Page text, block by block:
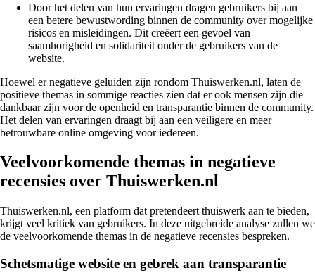
Door het delen van hun ervaringen dragen gebruikers bij aan
een betere bewustwording binnen de community over mogelijke
risicos en misleidingen. Dit creëert een gevoel van
saamhorigheid en solidariteit onder de gebruikers van de
website.
Hoewel er negatieve geluiden zijn rondom Thuiswerken.nl, laten de
positieve themas in sommige reacties zien dat er ook mensen zijn die
dankbaar zijn voor de openheid en transparantie binnen de community.
Het delen van ervaringen draagt bij aan een veiligere en meer
betrouwbare online omgeving voor iedereen.
Veelvoorkomende themas in negatieve
recensies over Thuiswerken.nl
Thuiswerken.nl, een platform dat pretendeert thuiswerk aan te bieden,
krijgt veel kritiek van gebruikers. In deze uitgebreide analyse zullen we
de veelvoorkomende themas in de negatieve recensies bespreken.
Schetsmatige website en gebrek aan transparantie